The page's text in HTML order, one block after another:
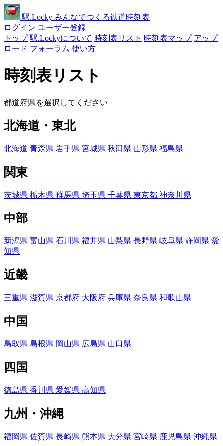
駅.Locky みんなでつくる鉄道時刻表
ログイン ユーザー登録
トップ 駅.Lockyについて 時刻表リスト 時刻表マップ アップ
ロード フォーラム 使い方
時刻表リスト
都道府県を選択してください
北海道・東北
北海道 青森県 岩手県 宮城県 秋田県 山形県 福島県
関東
茨城県 栃木県 群馬県 埼玉県 千葉県 東京都 神奈川県
中部
新潟県 富山県 石川県 福井県 山梨県 長野県 岐阜県 静岡県 愛
知県
近畿
三重県 滋賀県 京都府 大阪府 兵庫県 奈良県 和歌山県
中国
鳥取県 島根県 岡山県 広島県 山口県
四国
徳島県 香川県 愛媛県 高知県
九州・沖縄
福岡県 佐賀県 長崎県 熊本県 大分県 宮崎県 鹿児島県 沖縄県